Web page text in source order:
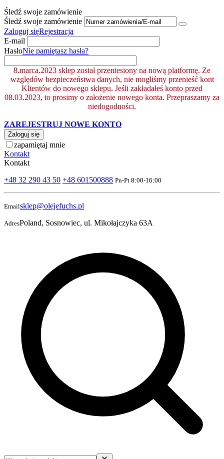
Śledź swoje zamówienie
Śledź swoje zamówienie
Zaloguj sięRejestracja
E-mail
HasłoNie pamiętasz hasła?
8.marca.2023 sklep został przeniesiony na nową platformę. Ze
względów bezpieczeństwa danych, nie mogliśmy przenieść kont
Klientów do nowego sklepu. Jeśli zakładałeś konto przed
08.03.2023, to prosimy o założenie nowego konta. Przepraszamy za
niedogodności.
ZAREJESTRUJ NOWE KONTO
Zaloguj się
zapamiętaj mnie
Kontakt
Kontakt
+48 32 290 43 50 +48 601500888 Pn-Pt 8:00-16:00
Emailsklep@olejefuchs.pl
AdresPoland, Sosnowiec, ul. Mikołajczyka 63A